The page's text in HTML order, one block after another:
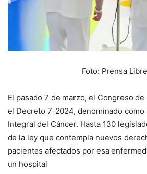
Foto: Prensa Libre
El pasado 7 de marzo, el Congreso
el Decreto 7-2024, denominado como
Integral del Cáncer. Hasta 130
de la ley que contempla nuevos
pacientes afectados por esa
un hospital